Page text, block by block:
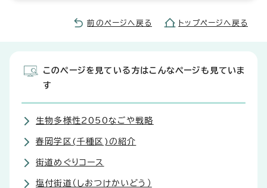
前のページへ戻る トップページへ戻る
このページを見ている方はこんなページも見ていま
す
生物多様性2050なごや戦略
春岡学区(千種区)の紹介
街道めぐりコース
塩付街道（しおつけかいどう）